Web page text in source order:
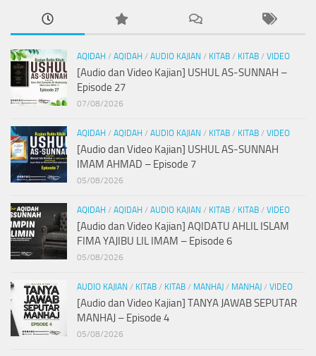
AQIDAH / AQIDAH / AUDIO KAJIAN / KITAB / KITAB / VIDEO
[Audio dan Video Kajian] USHUL AS-SUNNAH –
Episode 27
07/08/2026
AQIDAH / AQIDAH / AUDIO KAJIAN / KITAB / KITAB / VIDEO
[Audio dan Video Kajian] USHUL AS-SUNNAH
IMAM AHMAD – Episode 7
05/08/2026
AQIDAH / AQIDAH / AUDIO KAJIAN / KITAB / KITAB / VIDEO
[Audio dan Video Kajian] AQIDATU AHLIL ISLAM
FIMA YAJIBU LIL IMAM – Episode 6
05/08/2026
AUDIO KAJIAN / KITAB / KITAB / MANHAJ / MANHAJ / VIDEO
[Audio dan Video Kajian] TANYA JAWAB SEPUTAR
MANHAJ – Episode 4
05/08/2026